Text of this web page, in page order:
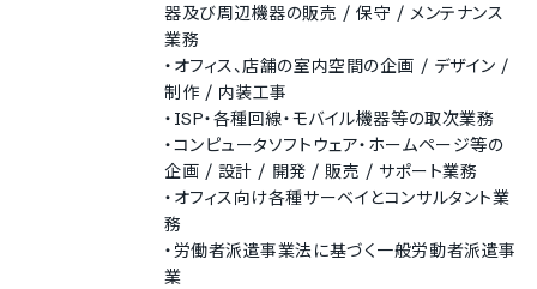
勤怠データの分析機能
弁当発注数の管理機能
器及び周辺機器の販売 / 保守 / メンテナンス
業務
・オフィス、店舗の室内空間の企画 / デザイン /
制作 / 内装工事
・ISP・各種回線・モバイル機器等の取次業務
・コンピュータソフトウェア・ホームページ等の
企画 / 設計 / 開発 / 販売 / サポート業務
・オフィス向け各種サーベイとコンサルタント業
務
・労働者派遣事業法に基づく一般労動者派遣事
業